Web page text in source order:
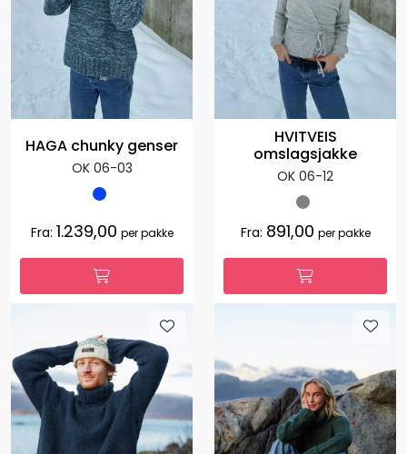
HAGA chunky genser
OK 06-03
Fra: 1.239,00 per pakke
HVITVEIS
omslagsjakke
OK 06-12
Fra: 891,00 per pakke